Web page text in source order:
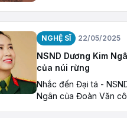
NGHỆ SĨ 22/05/2025
NSND Dương Kim
của núi rừng
Nhắc đến Đại tá -
Ngân của Đoàn Văn